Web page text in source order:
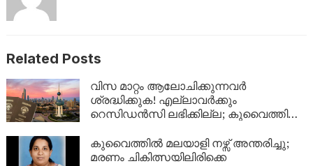
Related Posts
വിസ മാറ്റം ആലോചിക്കുന്നവർ
ശ്രദ്ധിക്കുക! എല്ലാവർക്കും
റെസിഡൻസി ലഭിക്കില്ല; കുവൈത്തിന്റെ
കുവൈത്തിൽ മലയാളി നഴ്സ് അന്തരിച്ചു;
മരണം ചികിത്സയിലിരിക്കെ